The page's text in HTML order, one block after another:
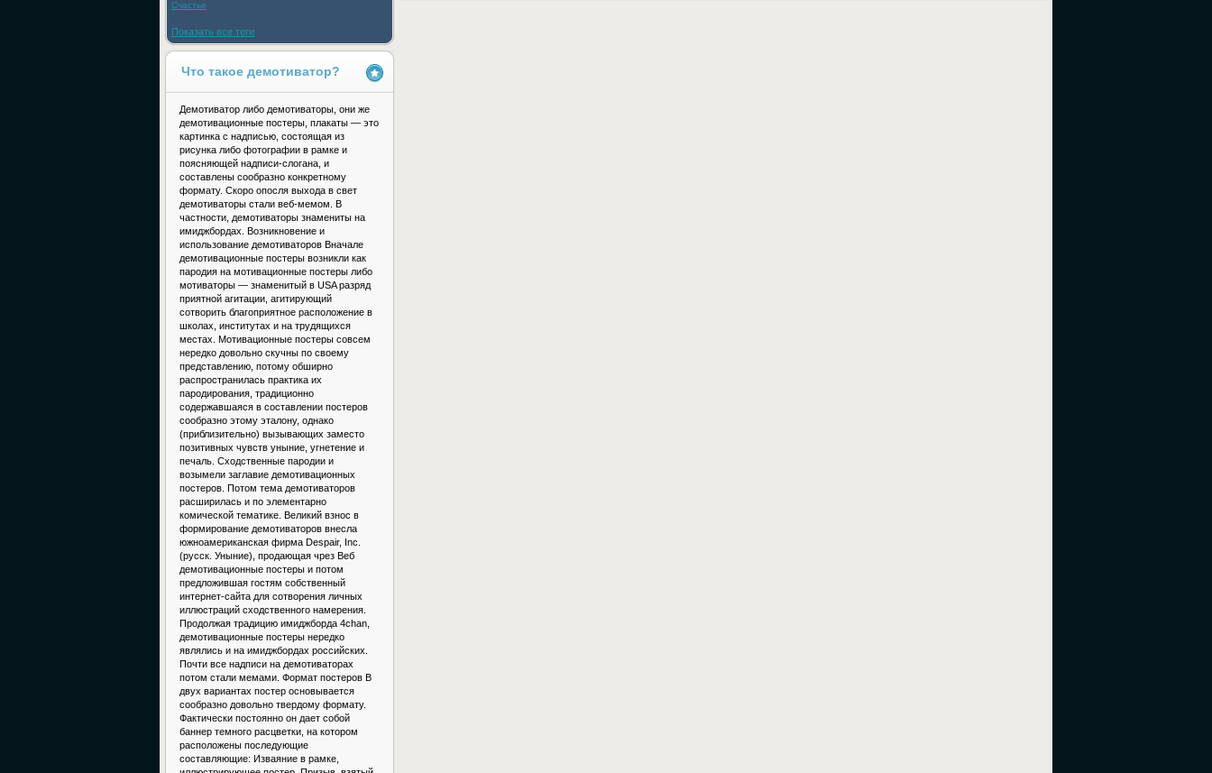
Счастье
Показать все теги
Что такое демотиватор?
Демотиватор либо демотиваторы, они же
демотивационные постеры, плакаты — это
картинка с надписью, состоящая из
рисунка либо фотографии в рамке и
поясняющей надписи-слогана, и
составлены сообразно конкретному
формату. Скоро опосля выхода в свет
демотиваторы стали веб-мемом. В
частности, демотиваторы знамениты на
имиджбордах. Возникновение и
использование демотиваторов Вначале
демотивационные постеры возникли как
пародия на мотивационные постеры либо
мотиваторы — знаменитый в USA разряд
приятной агитации, агитирующий
сотворить благоприятное расположение в
школах, институтах и на трудящихся
местах. Мотивационные постеры совсем
нередко довольно скучны по своему
представлению, потому обширно
распространилась практика их
пародирования, традиционно
содержавшаяся в составлении постеров
сообразно этому эталону, однако
(приблизительно) вызывающих заместо
позитивных чувств уныние, угнетение и
печаль. Сходственные пародии и
возымели заглавие демотивационных
постеров. Потом тема демотиваторов
расширилась и по элементарно
комической тематике. Великий взнос в
формирование демотиваторов внесла
южноамериканская фирма Despair, Inc.
(русск. Уныние), продающая чрез Веб
демотивационные постеры и потом
предложившая гостям собственный
интернет-сайта для сотворения личных
иллюстраций сходственного намерения.
Продолжая традицию имиджборда 4chan,
демотивационные постеры нередко
являлись и на имиджбордах российских.
Почти все надписи на демотиваторах
потом стали мемами. Формат постеров В
двух вариантах постер основывается
сообразно довольно твердому формату.
Фактически постоянно он дает собой
баннер темного расцветки, на котором
расположены последующие
составляющие: Изваяние в рамке,